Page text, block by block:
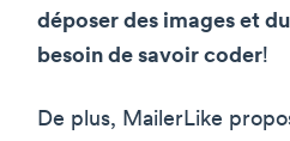
déposer des images et
besoin de savoir coder!
De plus, MailerLike